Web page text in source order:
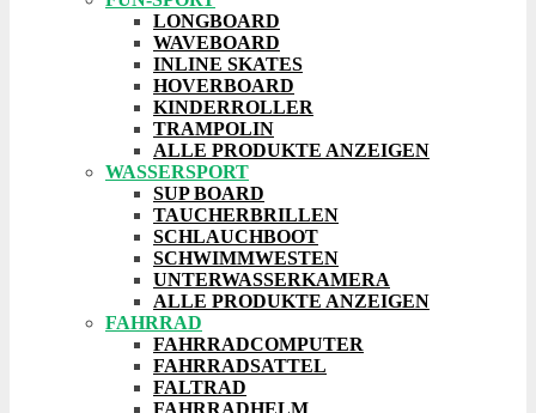
LONGBOARD
WAVEBOARD
INLINE SKATES
HOVERBOARD
KINDERROLLER
TRAMPOLIN
ALLE PRODUKTE ANZEIGEN
WASSERSPORT
SUP BOARD
TAUCHERBRILLEN
SCHLAUCHBOOT
SCHWIMMWESTEN
UNTERWASSERKAMERA
ALLE PRODUKTE ANZEIGEN
FAHRRAD
FAHRRADCOMPUTER
FAHRRADSATTEL
FALTRAD